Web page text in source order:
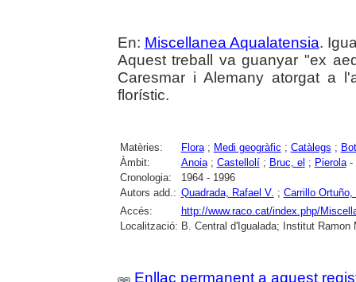
En: Miscellanea Aqualatensia.
Aquest treball va guanyar "ex
Caresmar i Alemany atorgat a
florístic.
Matèries: Flora; Medi geogràfic ; Catàlegs ;
Àmbit:
Anoia; Castellolí; Bruc, el ; Pierola-
Cronologia:
1964 - 1996
Autors add.: Quadrada, Rafael V. ; Carrillo Ortuño,
Accés:
http://www.raco.cat/index.php/
Localització: B. Central d'Igualada; Institut
Enllaç permanent a aquest